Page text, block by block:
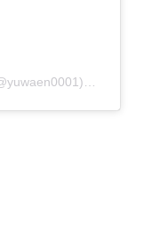
特別養護老人ホーム悠和園 幸の家(@yuwaen0001)がシェアした投稿